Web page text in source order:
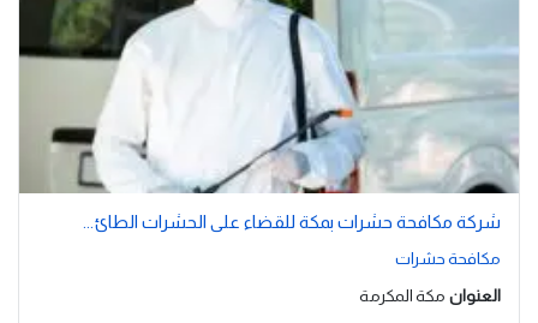
شركة مكافحة حشرات بمكة للقضاء على الحشرات الطائ...
مكافحة حشرات
العنوان مكة المكرمة